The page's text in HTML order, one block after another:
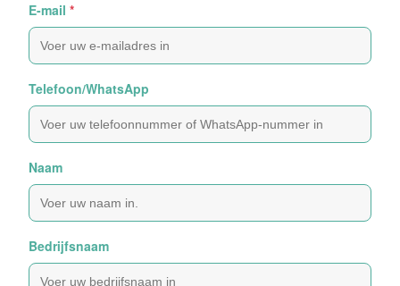
E-mail *
Telefoon/WhatsApp
Naam
Bedrijfsnaam